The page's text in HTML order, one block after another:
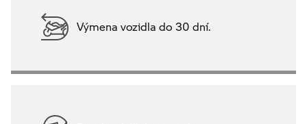
Výmena vozidla do 30 dní.